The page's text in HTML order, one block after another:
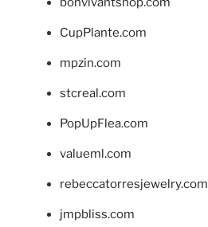
CupPlante.com
mpzin.com
stcreal.com
PopUpFlea.com
valueml.com
rebeccatorresjewelry.com
jmpbliss.com